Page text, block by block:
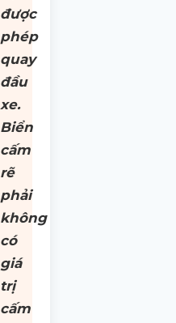
được
phép
quay
đầu
xe.
Biển
cấm
rẽ
phải
không
có
giá
trị
cấm